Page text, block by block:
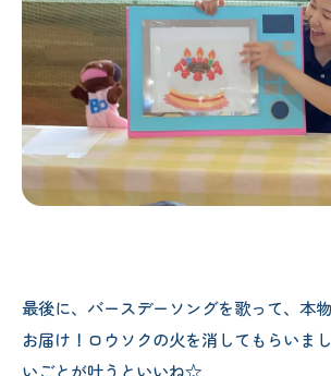
最後に、バースデーソングを歌って、本
お届け！ロウソクの火を消してもらいま
いごとが叶うといいね‪‪‪☆